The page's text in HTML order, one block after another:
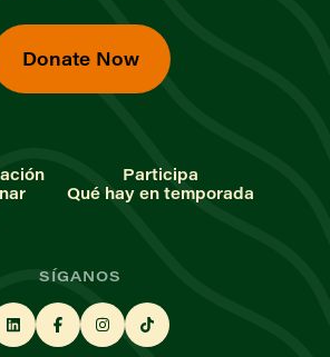
Donate Now
Participa
Qué hay en temporada
SÍGANOS